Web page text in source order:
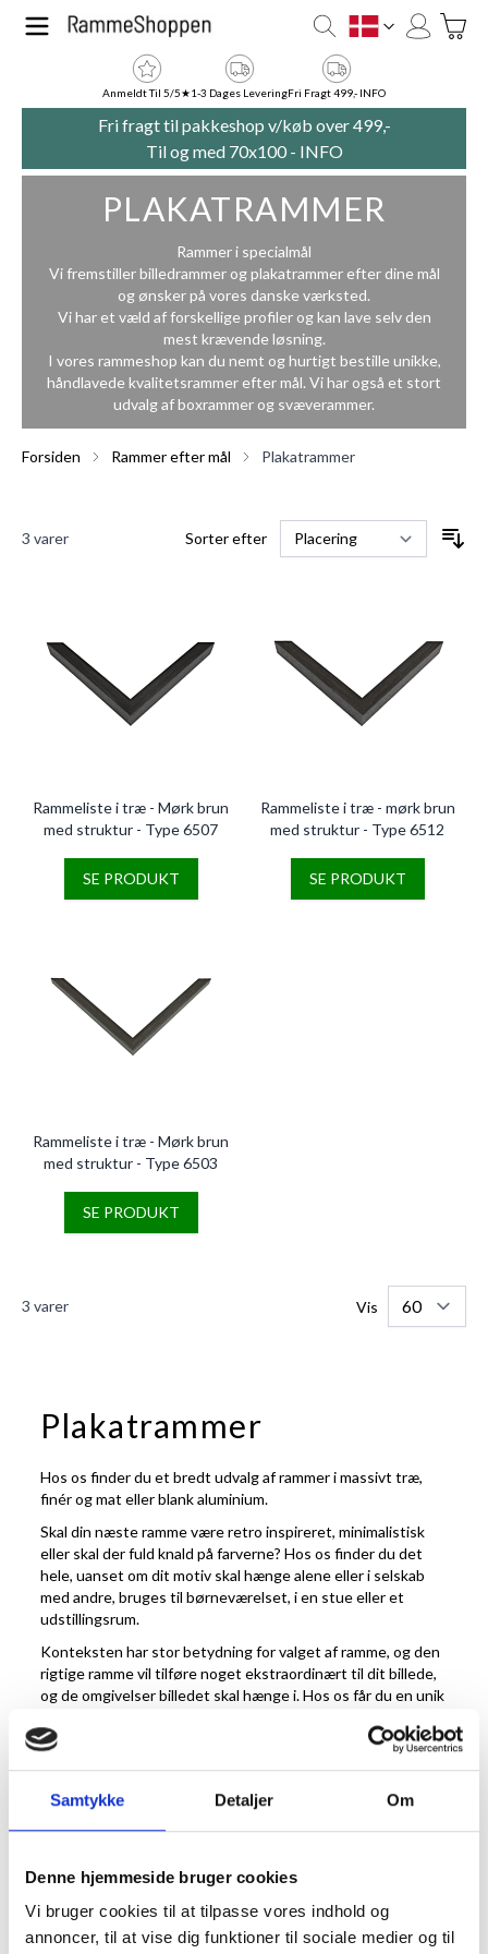
Samtykke Detaljer Om
Denne hjemmeside bruger cookies
Vi bruger cookies til at tilpasse vores indhold og
annoncer, til at vise dig funktioner til sociale medier og til
Skip to Content
DK
Anmeldt Til 5/5★1-3 Dages LeveringFri Fragt 499,- INFO
Fri fragt til pakkeshop v/køb over 499,-
Til og med 70x100 - INFO
PLAKATRAMMER
Rammer i specialmål
Vi fremstiller billedrammer og plakatrammer efter dine mål
og ønsker på vores danske værksted.
Vi har et væld af forskellige profiler og kan lave selv den
mest krævende løsning.
I vores rammeshop kan du nemt og hurtigt bestille unikke,
håndlavede kvalitetsrammer efter mål. Vi har også et stort
udvalg afboxrammer og svæverammer.
Forsiden Rammer efter mål Plakatrammer
3 varer Sorter efter
Rammeliste i træ - Mørk brun
med struktur - Type 6507
SE PRODUKT
Rammeliste i træ - mørk brun
med struktur - Type 6512
SE PRODUKT
Rammeliste i træ - Mørk brun
med struktur - Type 6503
SE PRODUKT
3 varer Vis
Plakatrammer
Hos os finder du et bredt udvalg af rammer i massivt træ,
finér og mat eller blank aluminium.
Skal din næste ramme være retro inspireret, minimalistisk
eller skal der fuld knald på farverne? Hos os finder du det
hele, uanset om dit motiv skal hænge alene eller i selskab
med andre, bruges til børneværelset, i en stue eller et
udstillingsrum.
Konteksten har stor betydning for valget af ramme, og den
rigtige ramme vil tilføre noget ekstraordinært til dit billede,
og de omgivelser billedet skal hænge i. Hos os får du en unik
ønsker og motivets kontekst. Du kan følge
, så du får den rette ramme med hjem.
HÅNDLAVEDE RAMMER EFTER
MÅL
Alle vores rammer er håndlavede efter dine mål. Det mål du
som højde og bredde i cm. Din ramme vil således ende med
at blive lidt større end dine angivne mål. Det er også muligt